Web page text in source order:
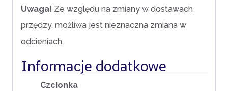
Uwaga! Ze względu na zmiany w dostawach
przędzy, możliwa jest nieznaczna zmiana w
odcieniach.
Informacje dodatkowe
Czcionka